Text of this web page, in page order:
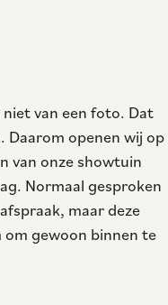
van een foto. Dat
Daarom openen wij op
van onze showtuin
Normaal gesproken
maar deze
gewoon binnen te